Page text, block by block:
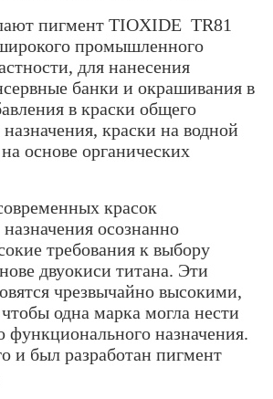
пигмент TIOXIDE TR81
промышленного
для нанесения
банки и окрашивания в
в краски общего
краски на водной
основе органических
красок
осознанно
требования к выбору
двуокиси титана. Эти
чрезвычайно высокими,
чтобы одна марка могла нести
функционального назначения.
и был разработан пигмент